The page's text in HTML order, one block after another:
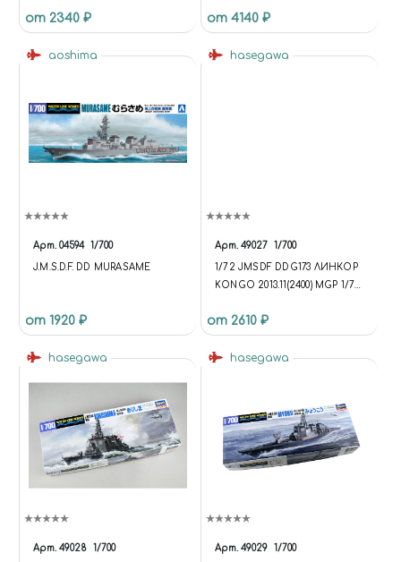
от 2340 ₽ от 4140 ₽
aoshima
Арт. 04594 1/700
J.M.S.D.F. DD MURASAME
от 1920 ₽
hasegawa
Арт. 49027 1/700
1/72 JMSDF DDG173 ЛИНКОР
KONGO 2013.11(2400) MGP 1/72
BATTLESHIP 2013.11(2400) MGP
от 2610 ₽
hasegawa
Арт. 49028 1/700
hasegawa
Арт. 49029 1/700